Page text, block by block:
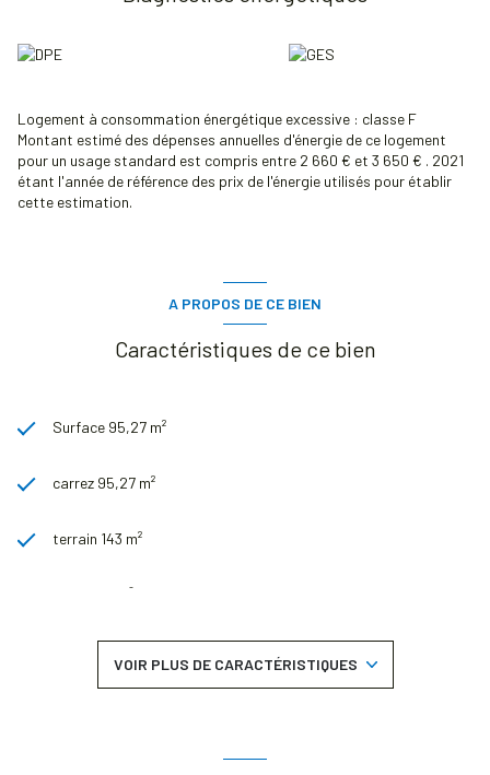
Logement à consommation énergétique excessive : classe F
Montant estimé des dépenses annuelles d'énergie de ce logement
pour un usage standard est compris entre 2 660 € et 3 650 € . 2021
étant l'année de référence des prix de l'énergie utilisés pour établir
cette estimation.
A PROPOS DE CE BIEN
Caractéristiques de ce bien
Surface 95,27 m²
carrez 95,27 m²
terrain 143 m²
séjour 22 m²
VOIR PLUS DE CARACTÉRISTIQUES